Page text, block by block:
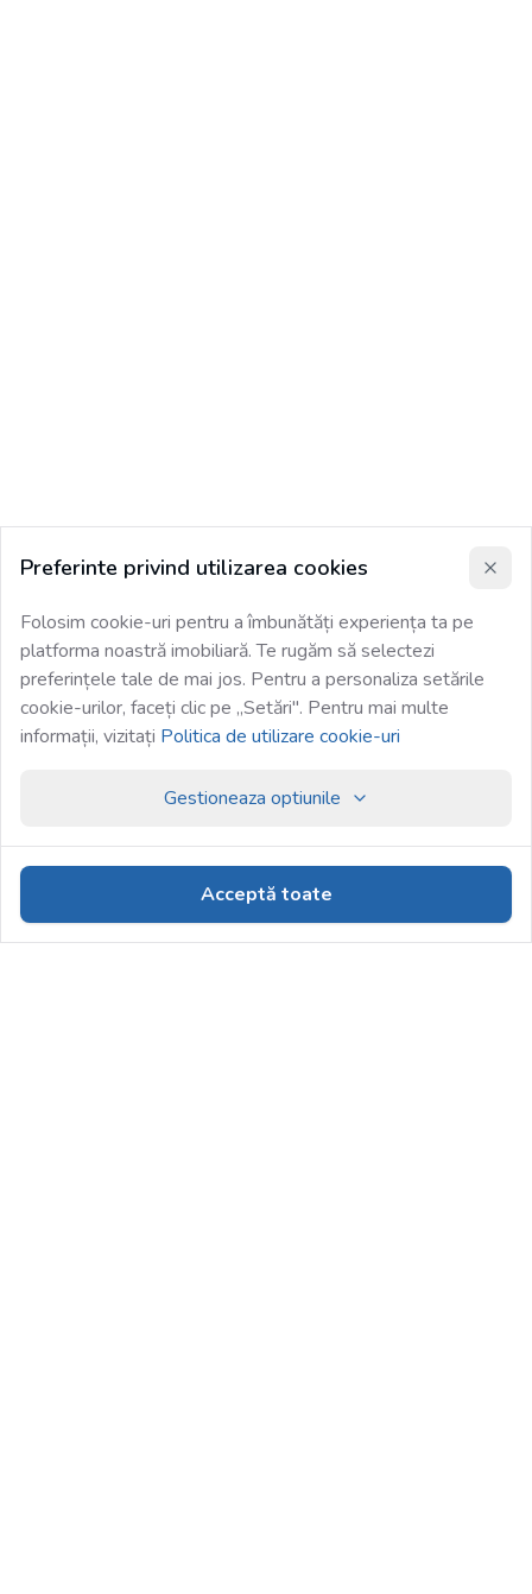
Preferinte privind utilizarea cookies
Folosim cookie-uri pentru a îmbunătăți experiența ta pe
platforma noastră imobiliară. Te rugăm să selectezi
preferințele tale de mai jos. Pentru a personaliza setările
cookie-urilor, faceți clic pe „Setări". Pentru mai multe
informații, vizitați Politica de utilizare cookie-uri
Gestioneaza optiunile
Acceptă toate